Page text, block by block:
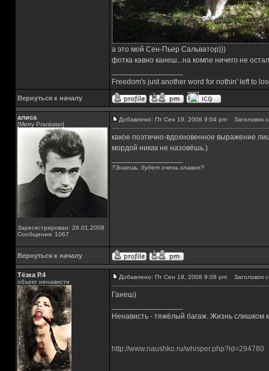
а это мой Сен-Пьер Сальватор)))
фотка кавно канеш...на компе ничего не
Freedom's just another word for nothin' left to
Вернуться к началу
алиса
[Merry Prankster]
Зарегистрирован: 26.01.2008
Сообщения: 1067
Добавлено: Пт Сен 19, 2008 9:04 pm Заголовок
какое поэтично-вдохновенное выражение
мордой никак не назовёшь.)
?Знаешь, будет очень славно?
Вернуться к началу
Тёзка Р.4
объект ненависти
Добавлено: Пт Сен 19, 2008 9:08 pm Заголовок
Ганеш)
Ненависть - тяжёлый багаж. Жизнь слишком
http://www.naushko.ru/whisper.php?id=294780